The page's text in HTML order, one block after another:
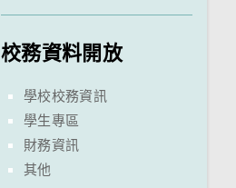
校務資料開放
學校校務資訊
學生專區
財務資訊
其他